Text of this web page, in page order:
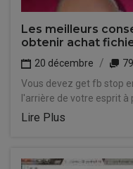
Les meilleurs
obtenir achat
20 décembre
Vous devez get fb stop
l'arrière de votre esprit à
Lire Plus